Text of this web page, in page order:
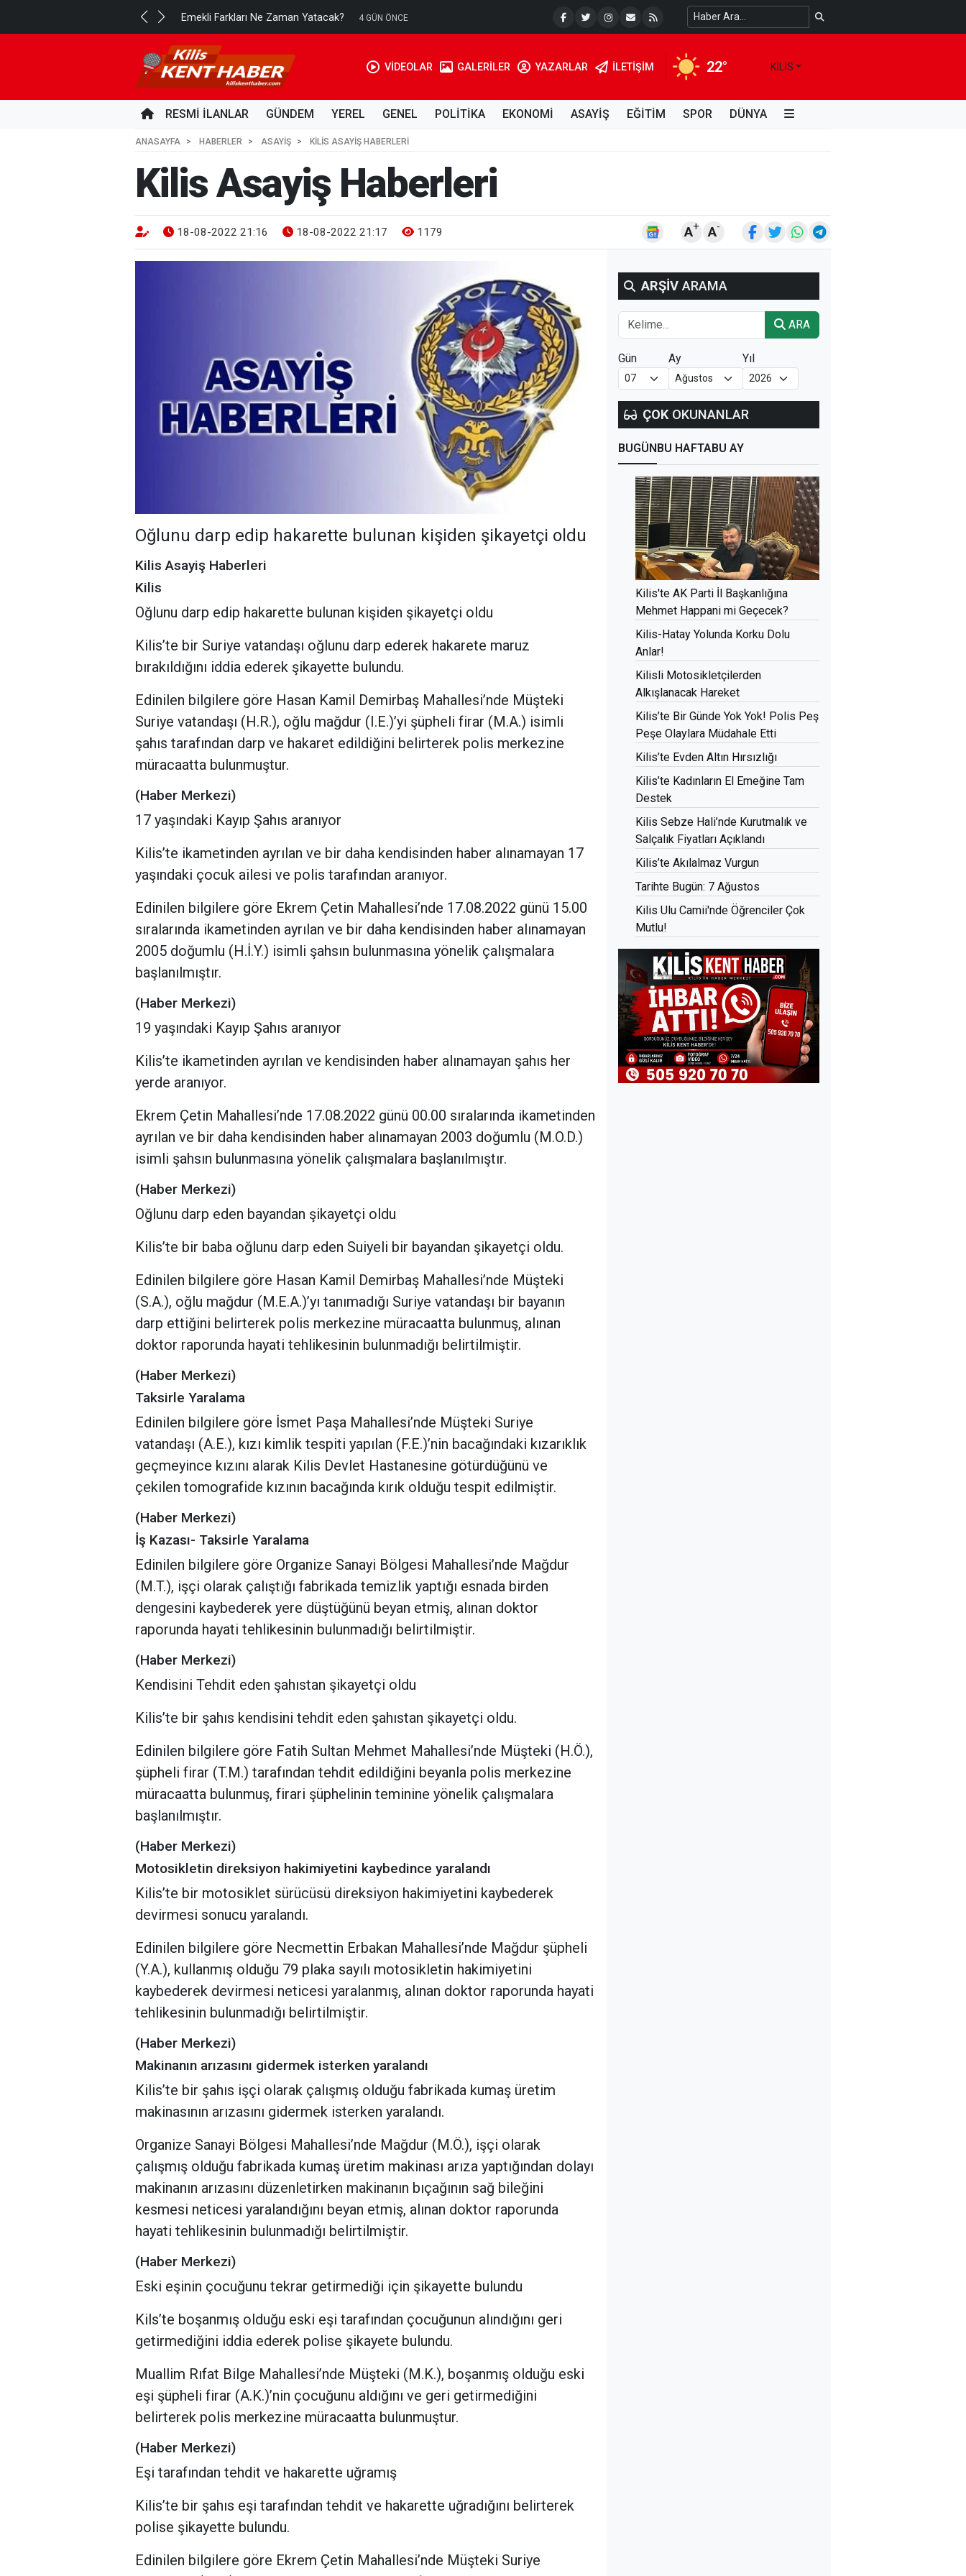
Emekli Farkları Ne Zaman Yatacak? 4 GÜN ÖNCE Su Kuyusu Temiz Suya Erişimde Kalıcı Bir Çözüm
VİDEOLAR GALERİLER YAZARLAR İLETIŞIM 22° KILIS
RESMİ İLANLAR GÜNDEM YEREL GENEL POLİTİKA EKONOMİ ASAYİŞ EĞİTİM SPOR DÜNYA
ANASAYFA HABERLER ASAYİŞ KILIS ASAYIŞ HABERLERI
Kilis Asayiş Haberleri
18-08-2022 21:16 18-08-2022 21:17 1179 A+ A-
Oğlunu darp edip hakarette bulunan kişiden şikayetçi oldu
Kilis Asayiş Haberleri
Kilis
Oğlunu darp edip hakarette bulunan kişiden şikayetçi oldu
Kilis’te bir Suriye vatandaşı oğlunu darp ederek hakarete maruz
bırakıldığını iddia ederek şikayette bulundu.
Edinilen bilgilere göre Hasan Kamil Demirbaş Mahallesi’nde Müşteki
Suriye vatandaşı (H.R.), oğlu mağdur (I.E.)’yi şüpheli firar (M.A.) isimli
şahıs tarafından darp ve hakaret edildiğini belirterek polis merkezine
müracaatta bulunmuştur.
(Haber Merkezi)
17 yaşındaki Kayıp Şahıs aranıyor
Kilis’te ikametinden ayrılan ve bir daha kendisinden haber alınamayan 17
yaşındaki çocuk ailesi ve polis tarafından aranıyor.
Edinilen bilgilere göre Ekrem Çetin Mahallesi’nde 17.08.2022 günü 15.00
sıralarında ikametinden ayrılan ve bir daha kendisinden haber alınamayan
2005 doğumlu (H.İ.Y.) isimli şahsın bulunmasına yönelik çalışmalara
başlanılmıştır.
(Haber Merkezi)
19 yaşındaki Kayıp Şahıs aranıyor
Kilis’te ikametinden ayrılan ve kendisinden haber alınamayan şahıs her
yerde aranıyor.
Ekrem Çetin Mahallesi’nde 17.08.2022 günü 00.00 sıralarında ikametinden
ayrılan ve bir daha kendisinden haber alınamayan 2003 doğumlu (M.O.D.)
isimli şahsın bulunmasına yönelik çalışmalara başlanılmıştır.
(Haber Merkezi)
Oğlunu darp eden bayandan şikayetçi oldu
Kilis’te bir baba oğlunu darp eden Suiyeli bir bayandan şikayetçi oldu.
Edinilen bilgilere göre Hasan Kamil Demirbaş Mahallesi’nde Müşteki
(S.A.), oğlu mağdur (M.E.A.)’yı tanımadığı Suriye vatandaşı bir bayanın
darp ettiğini belirterek polis merkezine müracaatta bulunmuş, alınan
doktor raporunda hayati tehlikesinin bulunmadığı belirtilmiştir.
(Haber Merkezi)
Taksirle Yaralama
Edinilen bilgilere göre İsmet Paşa Mahallesi’nde Müşteki Suriye
vatandaşı (A.E.), kızı kimlik tespiti yapılan (F.E.)’nin bacağındaki kızarıklık
geçmeyince kızını alarak Kilis Devlet Hastanesine götürdüğünü ve
çekilen tomografide kızının bacağında kırık olduğu tespit edilmiştir.
(Haber Merkezi)
İş Kazası- Taksirle Yaralama
Edinilen bilgilere göre Organize Sanayi Bölgesi Mahallesi’nde Mağdur
(M.T.), işçi olarak çalıştığı fabrikada temizlik yaptığı esnada birden
dengesini kaybederek yere düştüğünü beyan etmiş, alınan doktor
raporunda hayati tehlikesinin bulunmadığı belirtilmiştir.
(Haber Merkezi)
Kendisini Tehdit eden şahıstan şikayetçi oldu
Kilis’te bir şahıs kendisini tehdit eden şahıstan şikayetçi oldu.
Edinilen bilgilere göre Fatih Sultan Mehmet Mahallesi’nde Müşteki (H.Ö.),
şüpheli firar (T.M.) tarafından tehdit edildiğini beyanla polis merkezine
müracaatta bulunmuş, firari şüphelinin teminine yönelik çalışmalara
başlanılmıştır.
(Haber Merkezi)
Motosikletin direksiyon hakimiyetini kaybedince yaralandı
Kilis’te bir motosiklet sürücüsü direksiyon hakimiyetini kaybederek
devirmesi sonucu yaralandı.
Edinilen bilgilere göre Necmettin Erbakan Mahallesi’nde Mağdur şüpheli
(Y.A.), kullanmış olduğu 79 plaka sayılı motosikletin hakimiyetini
kaybederek devirmesi neticesi yaralanmış, alınan doktor raporunda hayati
tehlikesinin bulunmadığı belirtilmiştir.
(Haber Merkezi)
Makinanın arızasını gidermek isterken yaralandı
Kilis’te bir şahıs işçi olarak çalışmış olduğu fabrikada kumaş üretim
makinasının arızasını gidermek isterken yaralandı.
Organize Sanayi Bölgesi Mahallesi’nde Mağdur (M.Ö.), işçi olarak
çalışmış olduğu fabrikada kumaş üretim makinası arıza yaptığından dolayı
makinanın arızasını düzenletirken makinanın bıçağının sağ bileğini
kesmesi neticesi yaralandığını beyan etmiş, alınan doktor raporunda
hayati tehlikesinin bulunmadığı belirtilmiştir.
(Haber Merkezi)
Eski eşinin çocuğunu tekrar getirmediği için şikayette bulundu
Kils’te boşanmış olduğu eski eşi tarafından çocuğunun alındığını geri
getirmediğini iddia ederek polise şikayete bulundu.
Muallim Rıfat Bilge Mahallesi’nde Müşteki (M.K.), boşanmış olduğu eski
eşi şüpheli firar (A.K.)’nin çocuğunu aldığını ve geri getirmediğini
belirterek polis merkezine müracaatta bulunmuştur.
(Haber Merkezi)
Eşi tarafından tehdit ve hakarette uğramış
Kilis’te bir şahıs eşi tarafından tehdit ve hakarette uğradığını belirterek
polise şikayette bulundu.
Edinilen bilgilere göre Ekrem Çetin Mahallesi’nde Müşteki Suriye
ARŞİV ARAMA
ARA
Gün Ay Yıl
ÇOK OKUNANLAR
BUGÜNBU HAFTABU AY
Kilis'te AK Parti İl Başkanlığına
Mehmet Happani mi Geçecek?
Kilis-Hatay Yolunda Korku Dolu
Anlar!
Kilisli Motosikletçilerden
Alkışlanacak Hareket
Kilis’te Bir Günde Yok Yok! Polis Peş
Peşe Olaylara Müdahale Etti
Kilis’te Evden Altın Hırsızlığı
Kilis’te Kadınların El Emeğine Tam
Destek
Kilis Sebze Hali’nde Kurutmalık ve
Salçalık Fiyatları Açıklandı
Kilis’te Akılalmaz Vurgun
Tarihte Bugün: 7 Ağustos
Kilis Ulu Camii'nde Öğrenciler Çok
Mutlu!